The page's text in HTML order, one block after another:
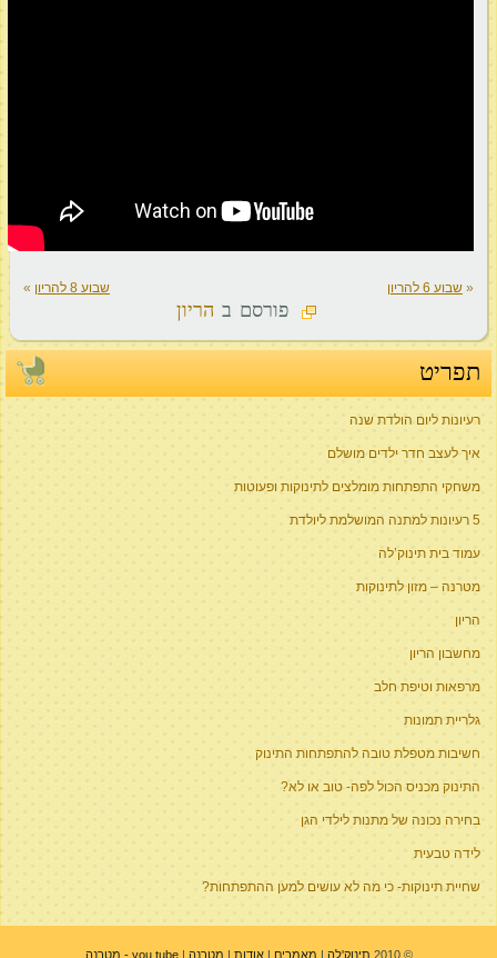
« שבוע 6 להריון שבוע 8 להריון »
פורסם ב הריון
תפריט
רעיונות ליום הולדת שנה
איך לעצב חדר ילדים מושלם
משחקי התפתחות מומלצים לתינוקות ופעוטות
5 רעיונות למתנה המושלמת ליולדת
עמוד בית תינוק’לה
מטרנה – מזון לתינוקות
הריון
מחשבון הריון
מרפאות וטיפת חלב
גלריית תמונות
חשיבות מטפלת טובה להתפתחות התינוק
התינוק מכניס הכול לפה- טוב או לא?
בחירה נכונה של מתנות לילדי הגן
לידה טבעית
שחיית תינוקות- כי מה לא עושים למען ההתפתחות?
© 2010 תינוק'לה | מאמרים |אודות | מטרנה |you tube - מטרנה